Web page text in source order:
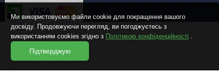
Ми використовуємо файли cookie для покращення вашого
досвіду. Продовжуючи перегляд, ви погоджуєтесь з
використанням cookies згідно з Політикою конфіденційності .
Підтверджую